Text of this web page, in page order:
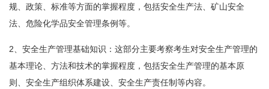
规、政策、标准等方面的掌握程度，包括安全生产法、矿山安全
法、危险化学品安全管理条例等。
2、安全生产管理基础知识：这部分主要考察考生对安全生产管理的
基本理论、方法和技术的掌握程度，包括安全生产管理的基本原
则、安全生产组织体系建设、安全生产责任制等内容。